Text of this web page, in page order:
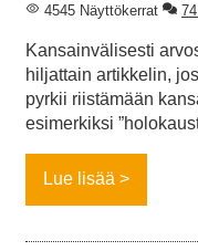
4545 Näyttökerrat
Kansainvälisesti
hiljattain artikkelin,
pyrkii riistämään
esimerkiksi
Lue lisää